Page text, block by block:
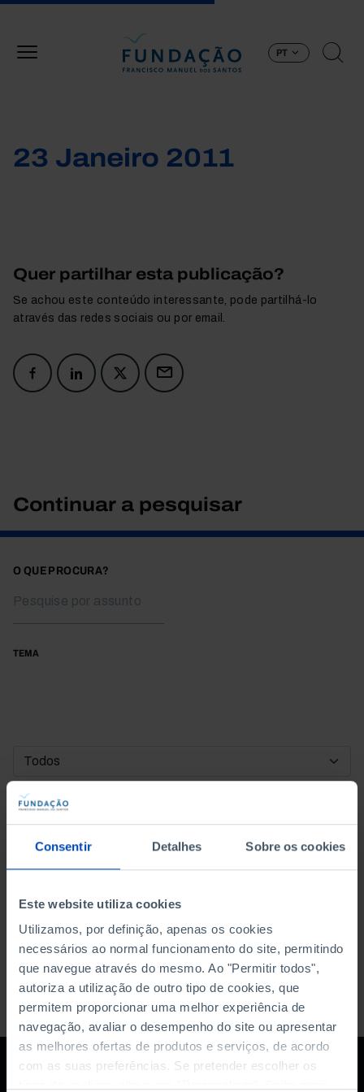
Consentir Detalhes Sobre os cookies
Este website utiliza cookies
Utilizamos, por definição, apenas os cookies
necessários ao normal funcionamento do site, permitindo
que navegue através do mesmo. Ao "Permitir todos",
autoriza a utilização de outro tipo de cookies, que
permitem proporcionar uma melhor experiência de
navegação, avaliar o desempenho do site ou apresentar
as melhores ofertas de produtos e serviços, de acordo
com as suas preferências. Se pretender escolher os
PT
23 Janeiro 2011
Quer partilhar esta publicação?
Se achou este conteúdo interessante, pode partilhá-lo
através das redes sociais ou por email.
Continuar a pesquisar
O QUE PROCURA?
TEMA
DATA DE INÍCIO
DATA DE FIM